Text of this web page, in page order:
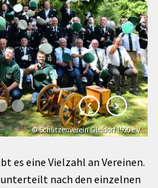
© Schützenverein Gleidorf 1920 e.V.
es eine Vielzahl an Vereinen.
nach den einzelnen